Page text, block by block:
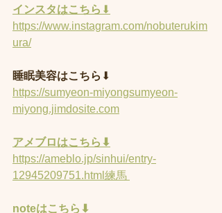
インスタはこちら ⬇︎
https://www.instagram.com/nobuterukim
ura/
睡眠美容はこちら ⬇︎
https://sumyeon-miyongsumyeon-
miyong.jimdosite.com
アメブロはこちら⬇︎
https://ameblo.jp/sinhui/entry-
12945209751.html練馬
noteはこちら⬇︎